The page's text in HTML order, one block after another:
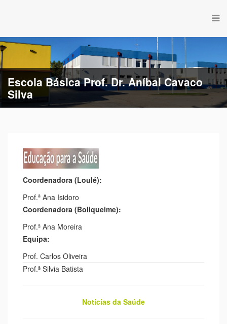
Escola Básica Prof. Dr. Aníbal Cavaco
Silva
Escola Básica de Estação
Coordenadora (Loulé):
Prof.ª Ana Isidoro
Coordenadora (Boliqueime):
Prof.ª Ana Moreira
Equipa:
Prof. Carlos Oliveira
Prof.ª Silvia Batista
Notícias da Saúde